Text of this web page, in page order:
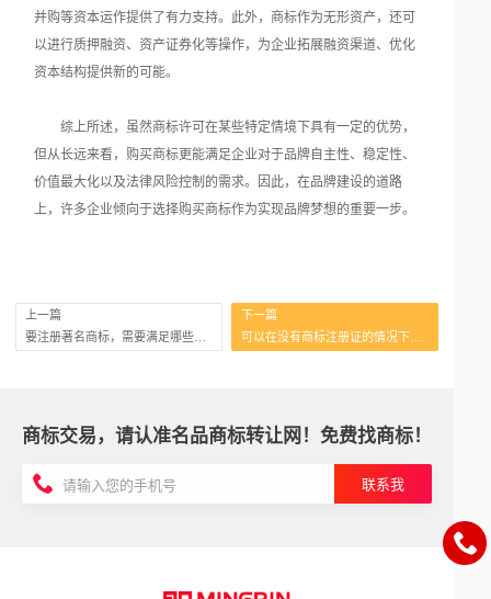
并购等资本运作提供了有力支持。此外，商标作为无形资产，还可
以进行质押融资、资产证券化等操作，为企业拓展融资渠道、优化
资本结构提供新的可能。
综上所述，虽然商标许可在某些特定情境下具有一定的优势，
但从长远来看，购买商标更能满足企业对于品牌自主性、稳定性、
价值最大化以及法律风险控制的需求。因此，在品牌建设的道路
上，许多企业倾向于选择购买商标作为实现品牌梦想的重要一步。
上一篇
下一篇
商标交易，请认准名品商标转让网！免费找商标！
联系我